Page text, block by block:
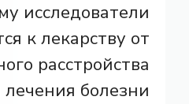
исследователи
к лекарству от
расстройства
лечения болезни